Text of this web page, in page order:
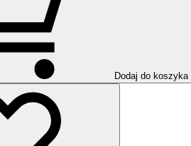
Dodaj do koszyka